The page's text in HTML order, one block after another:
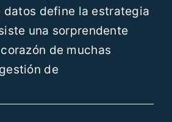
datos define la estrategia
una sorprendente
de muchas
de
reglas y cómo